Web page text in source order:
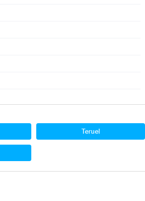
Teruel